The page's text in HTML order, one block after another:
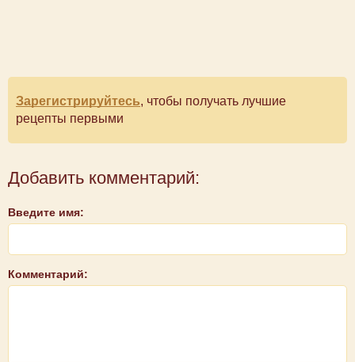
Зарегистрируйтесь, чтобы получать лучшие
рецепты первыми
Добавить комментарий:
Введите имя:
Комментарий: